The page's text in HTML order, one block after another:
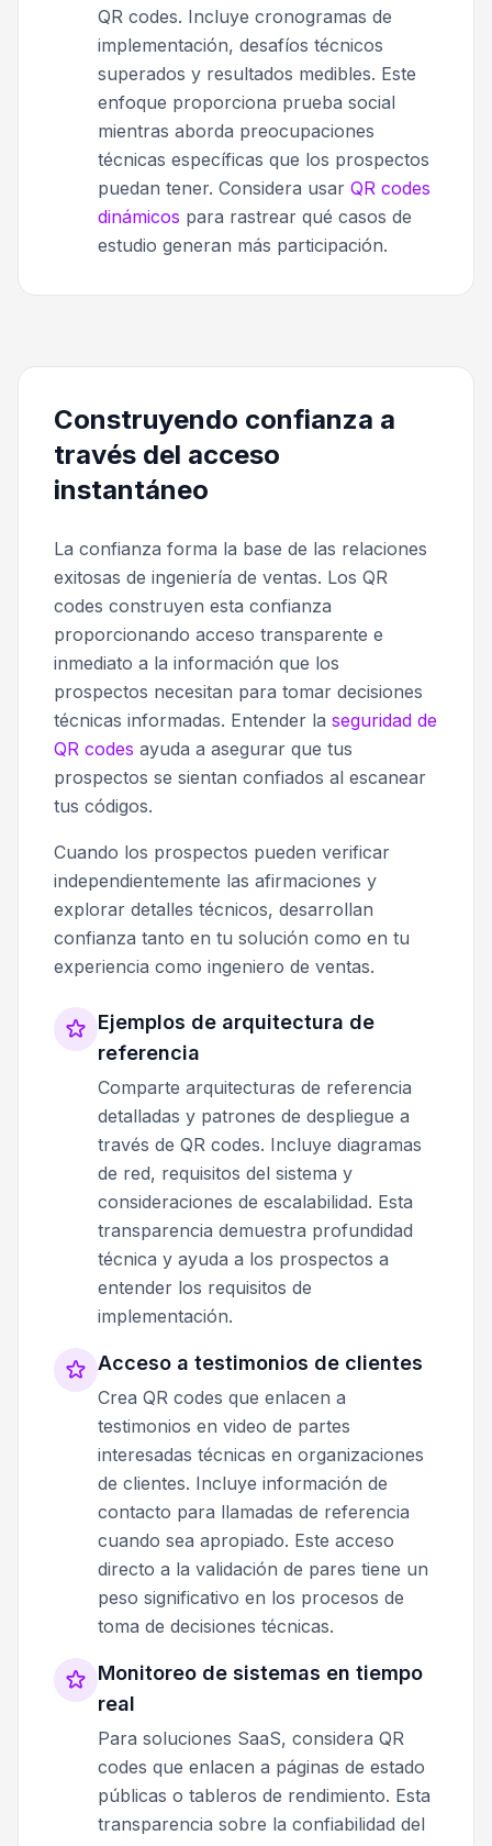
QR codes. Incluye cronogramas de
implementación, desafíos técnicos
superados y resultados medibles. Este
enfoque proporciona prueba social
mientras aborda preocupaciones
técnicas específicas que los prospectos
puedan tener. Considera usar QR codes
dinámicos para rastrear qué casos de
estudio generan más participación.
Construyendo confianza a
través del acceso
instantáneo
La confianza forma la base de las relaciones
exitosas de ingeniería de ventas. Los QR
codes construyen esta confianza
proporcionando acceso transparente e
inmediato a la información que los
prospectos necesitan para tomar decisiones
técnicas informadas. Entender la seguridad de
QR codes ayuda a asegurar que tus
prospectos se sientan confiados al escanear
tus códigos.
Cuando los prospectos pueden verificar
independientemente las afirmaciones y
explorar detalles técnicos, desarrollan
confianza tanto en tu solución como en tu
experiencia como ingeniero de ventas.
Ejemplos de arquitectura de
referencia
Comparte arquitecturas de referencia
detalladas y patrones de despliegue a
través de QR codes. Incluye diagramas
de red, requisitos del sistema y
consideraciones de escalabilidad. Esta
transparencia demuestra profundidad
técnica y ayuda a los prospectos a
entender los requisitos de
implementación.
Acceso a testimonios de clientes
Crea QR codes que enlacen a
testimonios en video de partes
interesadas técnicas en organizaciones
de clientes. Incluye información de
contacto para llamadas de referencia
cuando sea apropiado. Este acceso
directo a la validación de pares tiene un
peso significativo en los procesos de
toma de decisiones técnicas.
Monitoreo de sistemas en tiempo
real
Para soluciones SaaS, considera QR
codes que enlacen a páginas de estado
públicas o tableros de rendimiento. Esta
transparencia sobre la confiabilidad del